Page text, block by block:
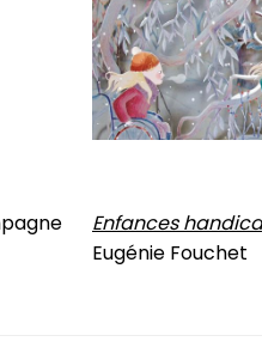
Enfances
Eugénie Fouchet